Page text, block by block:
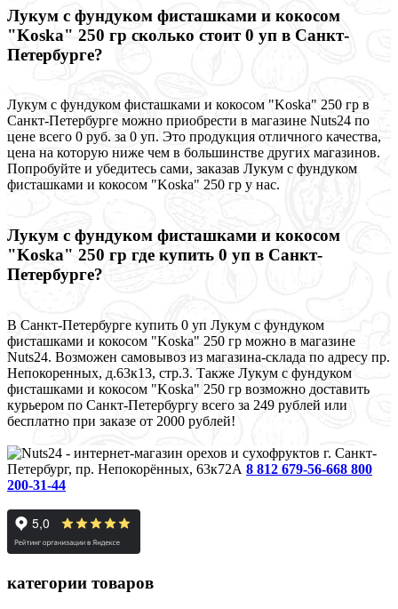
Лукум с фундуком фисташками и кокосом
"Koska" 250 гр сколько стоит 0 уп в Санкт-
Петербурге?
Лукум с фундуком фисташками и кокосом "Koska" 250 гр в
Санкт-Петербурге можно приобрести в магазине Nuts24 по
цене всего 0 руб. за 0 уп. Это продукция отличного качества,
цена на которую ниже чем в большинстве других магазинов.
Попробуйте и убедитесь сами, заказав Лукум с фундуком
фисташками и кокосом "Koska" 250 гр у нас.
Лукум с фундуком фисташками и кокосом
"Koska" 250 гр где купить 0 уп в Санкт-
Петербурге?
В Санкт-Петербурге купить 0 уп Лукум с фундуком
фисташками и кокосом "Koska" 250 гр можно в магазине
Nuts24. Возможен самовывоз из магазина-склада по адресу пр.
Непокоренных, д.63к13, стр.3. Также Лукум с фундуком
фисташками и кокосом "Koska" 250 гр возможно доставить
курьером по Санкт-Петербургу всего за 249 рублей или
бесплатно при заказе от 2000 рублей!
г. Санкт-
Петербург, пр. Непокорённых, 63к72А 8 812 679-56-668 800
200-31-44
категории товаров